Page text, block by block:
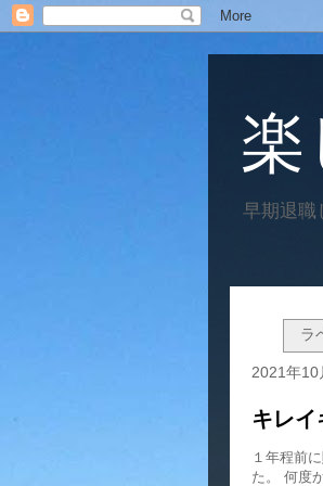
楽
早期退職
ラ
2021年10
キレ
１年程前
た。 何度